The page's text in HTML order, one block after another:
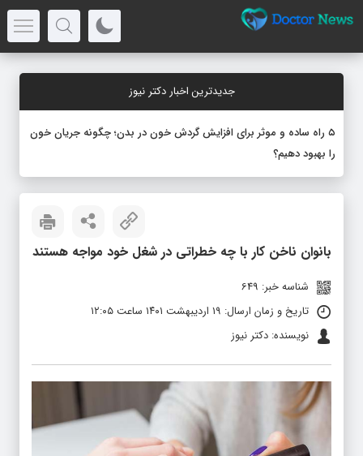
جدیدترین اخبار دکتر نیوز
۵ راه ساده و موثر برای افزایش گردش خون در بدن؛ چگونه جریان خون
را بهبود دهیم؟
بانوان ناخن‌ کار با چه خطراتی در شغل خود مواجه هستند
شناسه خبر: 649
تاریخ و زمان ارسال: ۱۹ اردیبهشت ۱۴۰۱ ساعت ۱۲:۰۵
نویسنده: دکتر نیوز